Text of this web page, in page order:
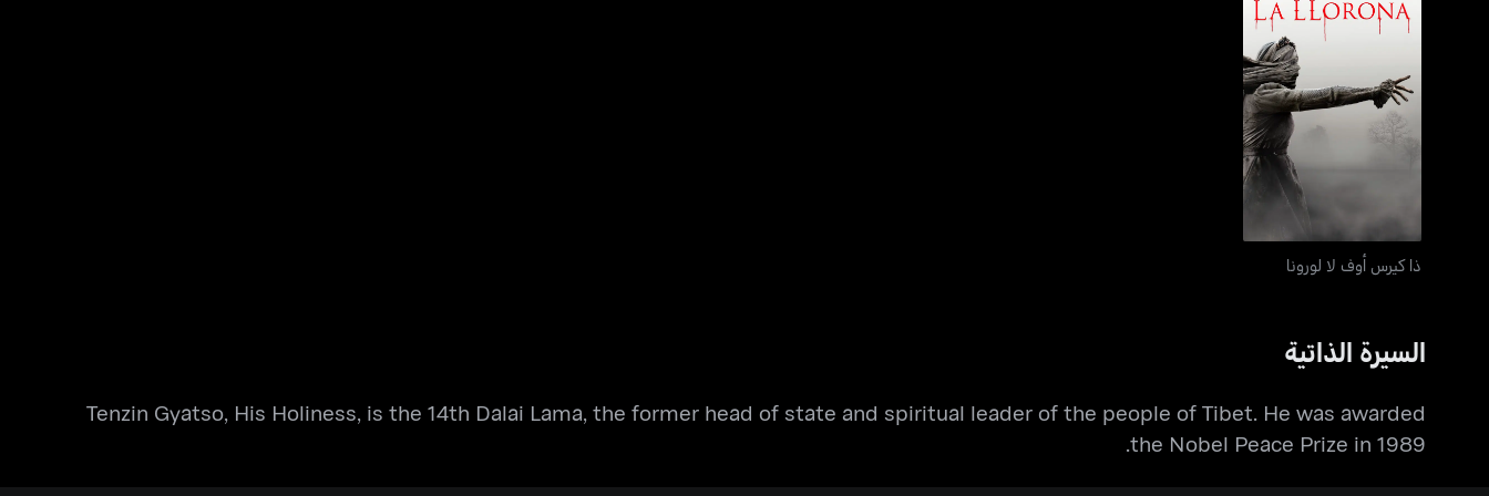
ذا كيرس أوف لا لورونا
ذا كيرس أوف لا لورونا
السيرة الذاتية
Tenzin Gyatso, His Holiness, is the 14th Dalai Lama, the former head of state and spiritual leader of the people of Tibet. He was awarded
the Nobel Peace Prize in 1989.